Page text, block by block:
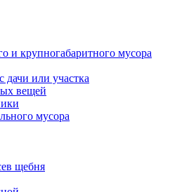
и крупногабаритного мусора
дачи или участка
вещей
мусора
щебня